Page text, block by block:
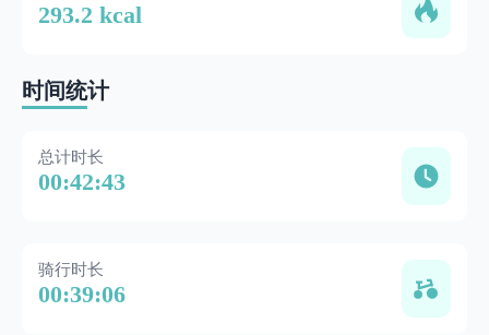
293.2 kcal
时间统计
总计时长
00:42:43
骑行时长
00:39:06